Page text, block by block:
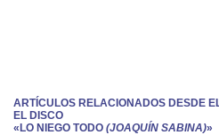
ARTÍCULOS RELACIONADOS DESDE
EL DISCO
«LO NIEGO TODO (JOAQUÍN SABINA)»